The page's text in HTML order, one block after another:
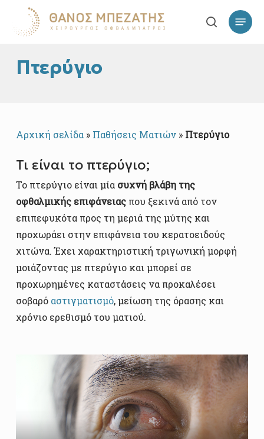
main
search
Πτερύγιο
Αρχική σελίδα» Παθήσεις Ματιών» Πτερύγιο
Τι είναι το πτερύγιο;
Το πτερύγιο είναι μία συχνή βλάβη της
οφθαλμικής επιφάνειαςπου ξεκινά από τον
επιπεφυκότα προς τη μεριά της μύτης και
προχωράει στην επιφάνεια του κερατοειδούς
χιτώνα. Έχει χαρακτηριστική τριγωνική μορφή
μοιάζοντας με πτερύγιο και μπορεί σε
προχωρημένες καταστάσεις να προκαλέσει
σοβαρό αστιγματισμό, μείωση της όρασης και
χρόνιο ερεθισμό του ματιού.
Πρόγραμμα
Αναπαραγωγής